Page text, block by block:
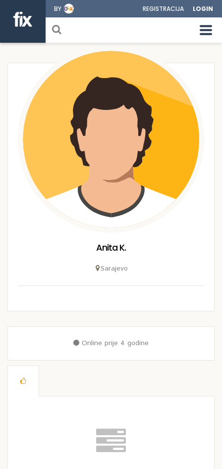
BY REGISTRACIJA LOGIN
Anita K.
Sarajevo
Online prije 4 godine